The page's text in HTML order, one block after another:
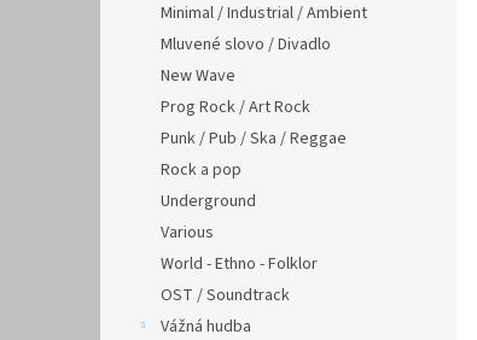
Minimal / Industrial / Ambient
Mluvené slovo / Divadlo
New Wave
Prog Rock / Art Rock
Punk / Pub / Ska / Reggae
Rock a pop
Underground
Various
World - Ethno - Folklor
OST / Soundtrack
Vážná hudba